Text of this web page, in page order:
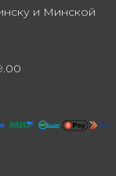
и Минской